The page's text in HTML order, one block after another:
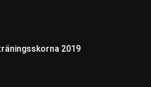
2019